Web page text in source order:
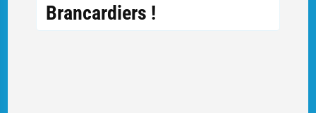
Brancardiers !